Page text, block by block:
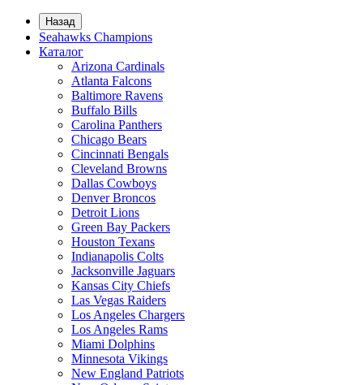
Назад
Seahawks Champions
Каталог
Arizona Cardinals
Atlanta Falcons
Baltimore Ravens
Buffalo Bills
Carolina Panthers
Chicago Bears
Cincinnati Bengals
Cleveland Browns
Dallas Cowboys
Denver Broncos
Detroit Lions
Green Bay Packers
Houston Texans
Indianapolis Colts
Jacksonville Jaguars
Kansas City Chiefs
Las Vegas Raiders
Los Angeles Chargers
Los Angeles Rams
Miami Dolphins
Minnesota Vikings
New England Patriots